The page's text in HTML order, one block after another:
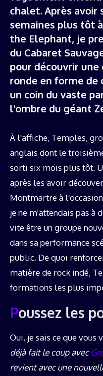
chalet. Après avoir
semaines plus tôt
the Elephant, je
du Cabaret
pour découvrir
ronde en forme de
un coin du vaste
l'ombre du géant
À l'affiche, Temples,
anglais dont le
sorti six mois plus tôt.
après les avoir
Montmartre à
je ne m'attendais pas à
vite être un groupe
dans sa performance
public. De quoi
matière de rock indé,
formations les plus
Poussez les
Oui, je sais ce que vous
déjà fait le coup avec
revient avec une